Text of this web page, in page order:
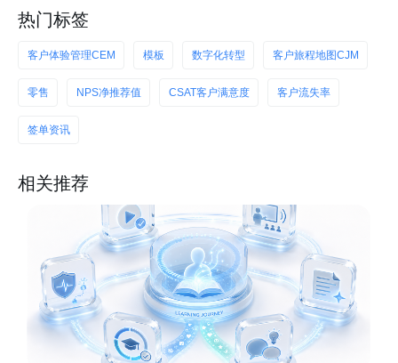
热门标签
客户体验管理CEM 模板 数字化转型 客户旅程地图CJM
零售 NPS净推荐值 CSAT客户满意度 客户流失率
签单资讯
相关推荐